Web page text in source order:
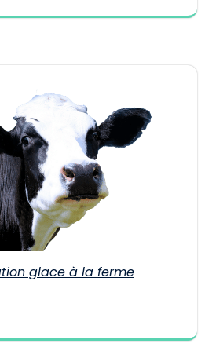
glace à la ferme